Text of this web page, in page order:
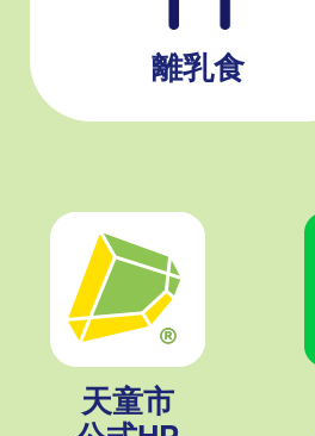
離乳食
天童市